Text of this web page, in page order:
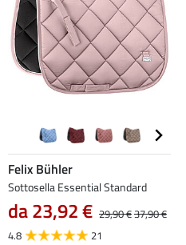
Felix Bühler
Sottosella Essential Standard
da 23,92 € 29,90 €37,90 €
4.8
21